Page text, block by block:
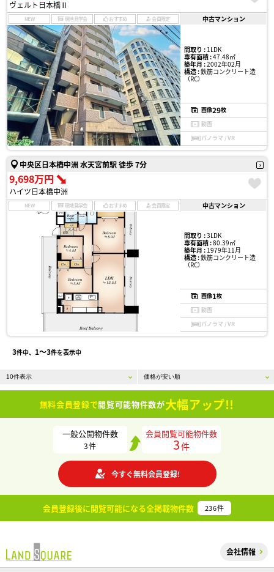
ヴェルト日本橋Ⅱ
NEW 現地見学会 おすすめ 会員限定 中古マンション
間取り :1LDK
専有面積 :47.48㎡
築年月 :2002年02月
構造 :鉄筋コンクリート造
（RC）
画像29枚
動画
パノラマ / VR
中央区日本橋中洲 水天宮前駅 徒歩 7分
9,698万円
ハイツ日本橋中洲
NEW 現地見学会 おすすめ 会員限定 中古マンション
間取り :3LDK
専有面積 :80.39㎡
築年月 :1979年11月
構造 :鉄筋コンクリート造
（RC）
画像1枚
動画
パノラマ / VR
3件中、 1〜3件を表示中
無料会員登録で閲覧可能物件数が大幅アップ!!
一般公開物件数
3件
会員閲覧可能物件数
3件
今すぐ無料会員登録!
会員登録後に閲覧可能になる全掲載物件数 236件
会社情報